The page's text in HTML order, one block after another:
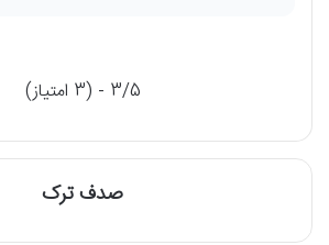
3/5 - (3 امتیاز)
صدف ترک